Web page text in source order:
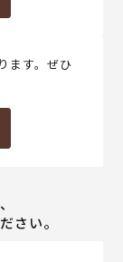
ます。ぜひ
さい。